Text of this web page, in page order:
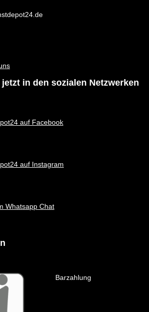
in den sozialen Netzwerken
auf Facebook
auf Instagram
Whatsapp Chat
Barzahlung